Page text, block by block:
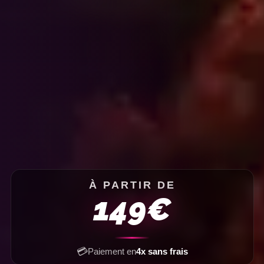
À PARTIR DE
149€
💳Paiement en4x sans frais